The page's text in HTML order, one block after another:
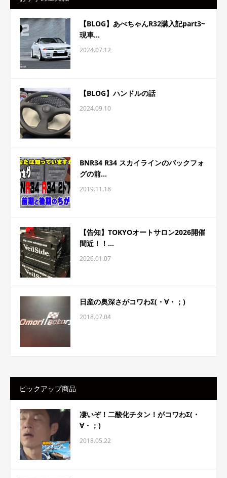
【BLOG】あべちゃんR32購入記part3~
現車...
2024.07.12
【BLOG】ハンドルの話
2024.09.10
BNR34 R34 スカイラインのバックフォ
グの前...
2019.11.18
【告知】TOKYOオートサロン2026開催
間近！！...
2026.01.07
日産の奥深さがコワわΣ(・∀・；)
2018.07.04
ピックアップ商品
凄いぞ！二酸化チタン！がコワわΣ(・
∀・；)
2018.05.22